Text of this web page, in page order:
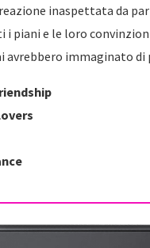
inaspettata da
piani e le loro
avrebbero immaginato